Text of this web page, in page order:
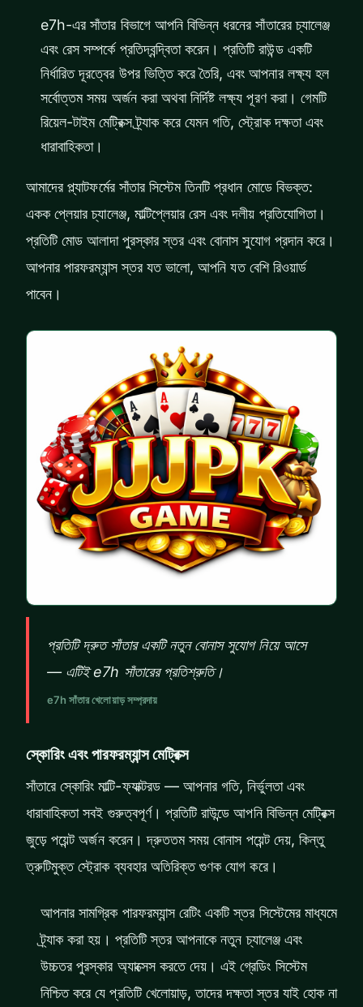
e7h-এর সাঁতার বিভাগে আপনি বিভিন্ন ধরনের সাঁতারের চ্যালেঞ্জ
এবং রেস সম্পর্কে প্রতিদ্বন্দ্বিতা করেন। প্রতিটি রাউন্ড একটি
নির্ধারিত দূরত্বের উপর ভিত্তি করে তৈরি, এবং আপনার লক্ষ্য হল
সর্বোত্তম সময় অর্জন করা অথবা নির্দিষ্ট লক্ষ্য পূরণ করা। গেমটি
রিয়েল-টাইম মেট্রিক্স ট্র্যাক করে যেমন গতি, স্ট্রোক দক্ষতা এবং
ধারাবাহিকতা।
আমাদের প্ল্যাটফর্মের সাঁতার সিস্টেম তিনটি প্রধান মোডে বিভক্ত:
একক প্লেয়ার চ্যালেঞ্জ, মাল্টিপ্লেয়ার রেস এবং দলীয় প্রতিযোগিতা।
প্রতিটি মোড আলাদা পুরস্কার স্তর এবং বোনাস সুযোগ প্রদান করে।
আপনার পারফরম্যান্স স্তর যত ভালো, আপনি যত বেশি রিওয়ার্ড
পাবেন।
প্রতিটি দ্রুত সাঁতার একটি নতুন বোনাস সুযোগ নিয়ে আসে
— এটিই e7h সাঁতারের প্রতিশ্রুতি।
e7h সাঁতার খেলোয়াড় সম্প্রদায়
স্কোরিং এবং পারফরম্যান্স মেট্রিক্স
সাঁতারে স্কোরিং মাল্টি-ফ্যাক্টরড — আপনার গতি, নির্ভুলতা এবং
ধারাবাহিকতা সবই গুরুত্বপূর্ণ। প্রতিটি রাউন্ডে আপনি বিভিন্ন মেট্রিক্স
জুড়ে পয়েন্ট অর্জন করেন। দ্রুততম সময় বোনাস পয়েন্ট দেয়, কিন্তু
ত্রুটিমুক্ত স্ট্রোক ব্যবহার অতিরিক্ত গুণক যোগ করে।
আপনার সামগ্রিক পারফরম্যান্স রেটিং একটি স্তর সিস্টেমের মাধ্যমে
ট্র্যাক করা হয়। প্রতিটি স্তর আপনাকে নতুন চ্যালেঞ্জ এবং
উচ্চতর পুরস্কার অ্যাক্সেস করতে দেয়। এই গ্রেডিং সিস্টেম
নিশ্চিত করে যে প্রতিটি খেলোয়াড়, তাদের দক্ষতা স্তর যাই হোক না